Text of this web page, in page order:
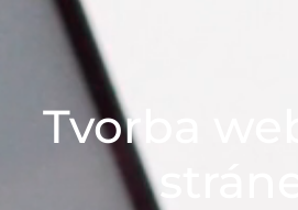
Tvorba